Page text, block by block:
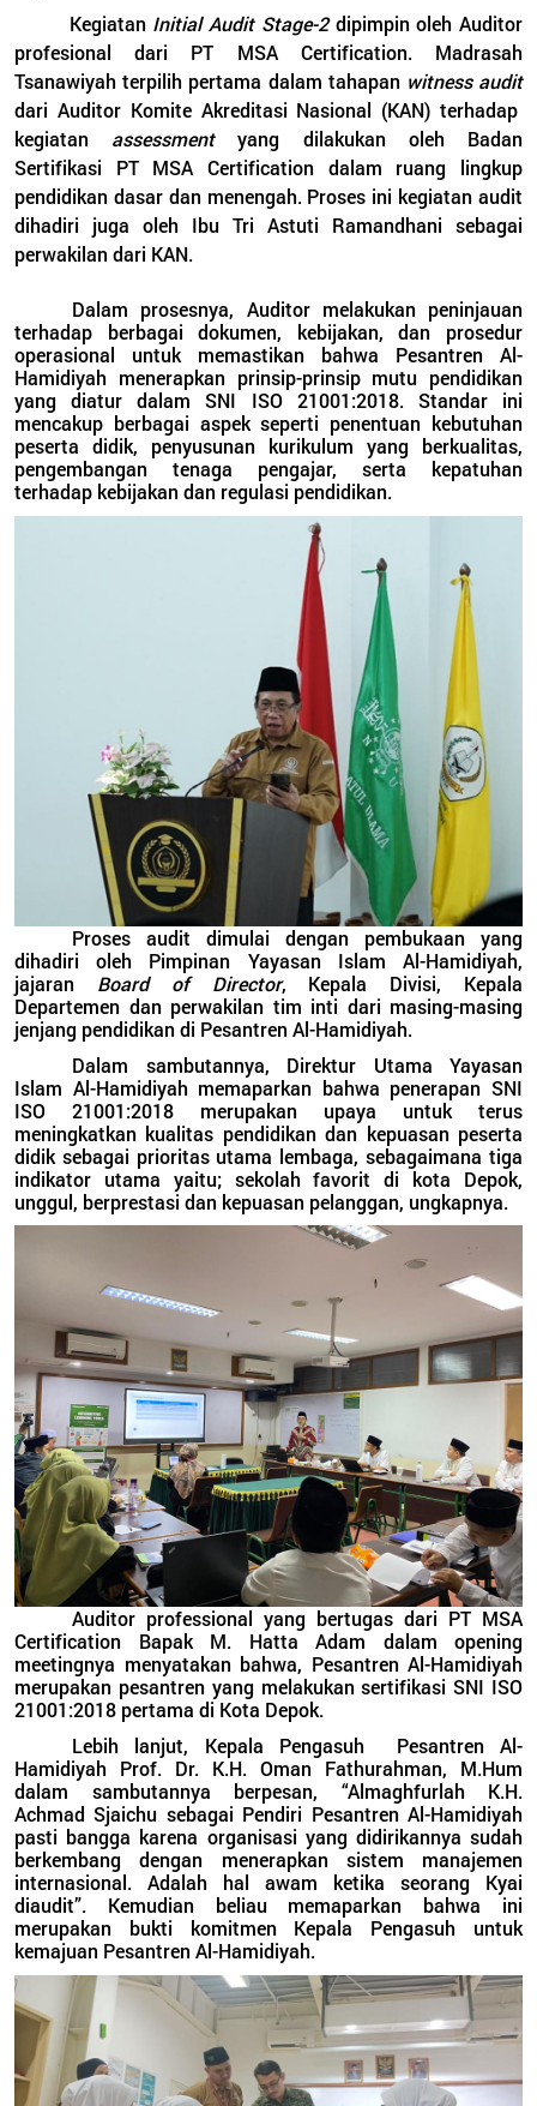
Kegiatan Initial Audit Stage-2dipimpin oleh Auditor
profesional dari PT MSA Certification. Madrasah
Tsanawiyah terpilih pertama dalam tahapan witness audit
dari Auditor Komite Akreditasi Nasional (KAN) terhadap
kegiatan assessmentyang dilakukan oleh Badan
Sertifikasi PT MSA Certification dalam ruang lingkup
pendidikan dasar dan menengah. Proses ini kegiatan audit
dihadiri juga oleh Ibu Tri Astuti Ramandhani sebagai
perwakilan dari KAN.
Dalam prosesnya, Auditor melakukan peninjauan
terhadap berbagai dokumen, kebijakan, dan prosedur
operasional untuk memastikan bahwa Pesantren Al-
Hamidiyah menerapkan prinsip-prinsip mutu pendidikan
yang diatur dalam SNI ISO 21001:2018. Standar ini
mencakup berbagai aspek seperti penentuan kebutuhan
peserta didik, penyusunan kurikulum yang berkualitas,
pengembangan tenaga pengajar, serta kepatuhan
terhadap kebijakan dan regulasi pendidikan.
Proses audit dimulai dengan pembukaan yang
dihadiri oleh Pimpinan Yayasan Islam Al-Hamidiyah,
jajaran Board of Director, Kepala Divisi, Kepala
Departemen dan perwakilan tim inti dari masing-masing
jenjang pendidikan di Pesantren Al-Hamidiyah.
Dalam sambutannya, Direktur Utama Yayasan
Islam Al-Hamidiyah memaparkan bahwa penerapan SNI
ISO 21001:2018 merupakan upaya untuk terus
meningkatkan kualitas pendidikan dan kepuasan peserta
didik sebagai prioritas utama lembaga, sebagaimana tiga
indikator utama yaitu; sekolah favorit di kota Depok,
unggul, berprestasi dan kepuasan pelanggan, ungkapnya.
Auditor professional yang bertugas dari PT MSA
Certification Bapak M. Hatta Adam dalam opening
meetingnya menyatakan bahwa, Pesantren Al-Hamidiyah
merupakan pesantren yang melakukan sertifikasi SNI ISO
21001:2018 pertama di Kota Depok.
Lebih lanjut, Kepala Pengasuh Pesantren Al-
Hamidiyah Prof. Dr. K.H. Oman Fathurahman, M.Hum
dalam sambutannya berpesan, “Almaghfurlah K.H.
Achmad Sjaichu sebagai Pendiri Pesantren Al-Hamidiyah
pasti bangga karena organisasi yang didirikannya sudah
berkembang dengan menerapkan sistem manajemen
internasional. Adalah hal awam ketika seorang Kyai
diaudit”. Kemudian beliau memaparkan bahwa ini
merupakan bukti komitmen Kepala Pengasuh untuk
kemajuan Pesantren Al-Hamidiyah.